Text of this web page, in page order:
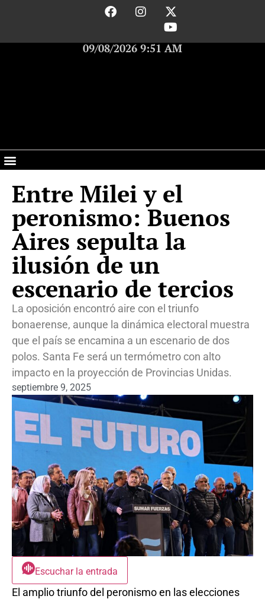
09/08/2026 9:51 AM
Entre Milei y el
peronismo: Buenos
Aires sepulta la
ilusión de un
escenario de tercios
La oposición encontró aire con el triunfo
bonaerense, aunque la dinámica electoral muestra
que el país se encamina a un escenario de dos
polos. Santa Fe será un termómetro con alto
impacto en la proyección de Provincias Unidas.
septiembre 9, 2025
Escuchar la entrada
El amplio triunfo del peronismo en las elecciones